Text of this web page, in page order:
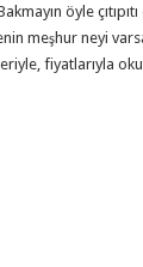
öyle
meşhur neyi
fiyatlarıyla